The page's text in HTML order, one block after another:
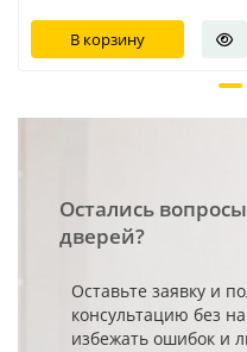
В корзину
Остались
дверей?
Оставьте заявку и
консультацию без
избежать ошибок и